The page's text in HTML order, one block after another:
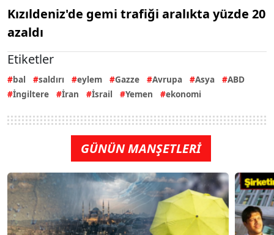
Kızıldeniz'de gemi trafiği aralıkta yüzde 20
azaldı
Etiketler
bal saldırı eylem Gazze Avrupa Asya
ABD
İngiltere
İran İsrail Yemen ekonomi
GÜNÜN MANŞETLERİ